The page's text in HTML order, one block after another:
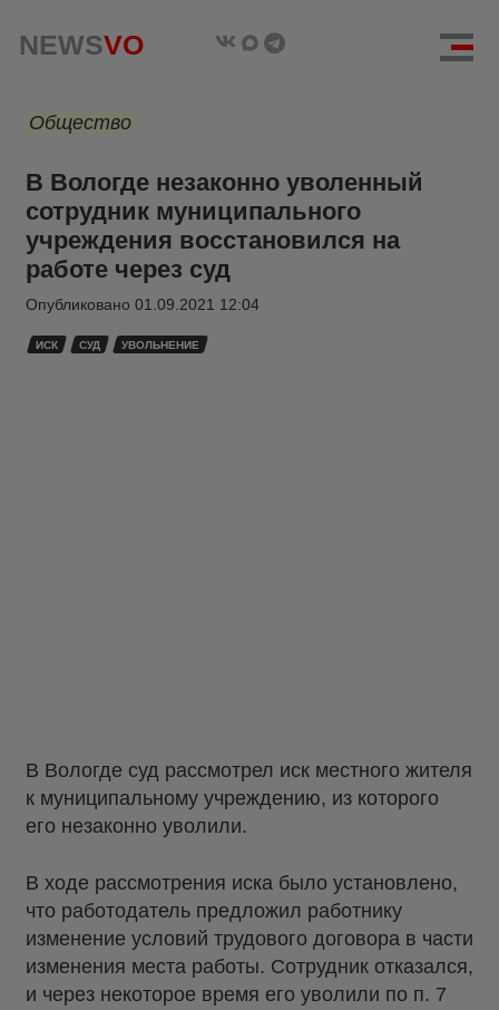
NEWSVO
Общество
В Вологде незаконно уволенный
сотрудник муниципального
учреждения восстановился на
работе через суд
Опубликовано 01.09.2021 12:04
ИСК СУД УВОЛЬНЕНИЕ
В Вологде суд рассмотрел иск местного жителя
к муниципальному учреждению, из которого
его незаконно уволили.
В ходе рассмотрения иска было установлено,
что работодатель предложил работнику
изменение условий трудового договора в части
изменения места работы. Сотрудник отказался,
и через некоторое время его уволили по п. 7